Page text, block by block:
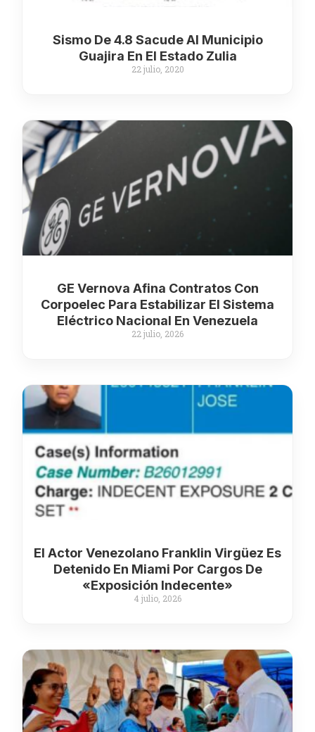
Sismo De 4.8 Sacude Al Municipio
Guajira En El Estado Zulia
22 julio, 2020
GE Vernova Afina Contratos Con
Corpoelec Para Estabilizar El Sistema
Eléctrico Nacional En Venezuela
22 julio, 2026
El Actor Venezolano Franklin Virgüez Es
Detenido En Miami Por Cargos De
«exposición Indecente»
4 julio, 2026